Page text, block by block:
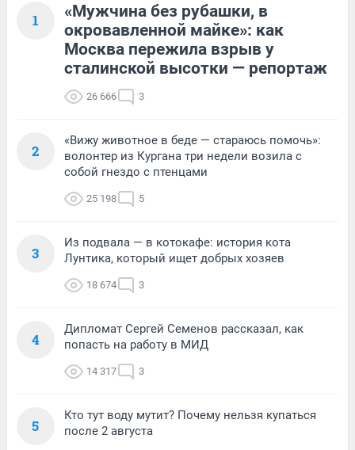
1
«Мужчина без рубашки, в
окровавленной майке»: как
Москва пережила взрыв у
сталинской высотки — репортаж
26 666 3
2
«Вижу животное в беде — стараюсь помочь»:
волонтер из Кургана три недели возила с
собой гнездо с птенцами
25 198 5
3
Из подвала — в котокафе: история кота
Лунтика, который ищет добрых хозяев
18 674 3
4
Дипломат Сергей Семенов рассказал, как
попасть на работу в МИД
14 317 3
5
Кто тут воду мутит? Почему нельзя купаться
после 2 августа